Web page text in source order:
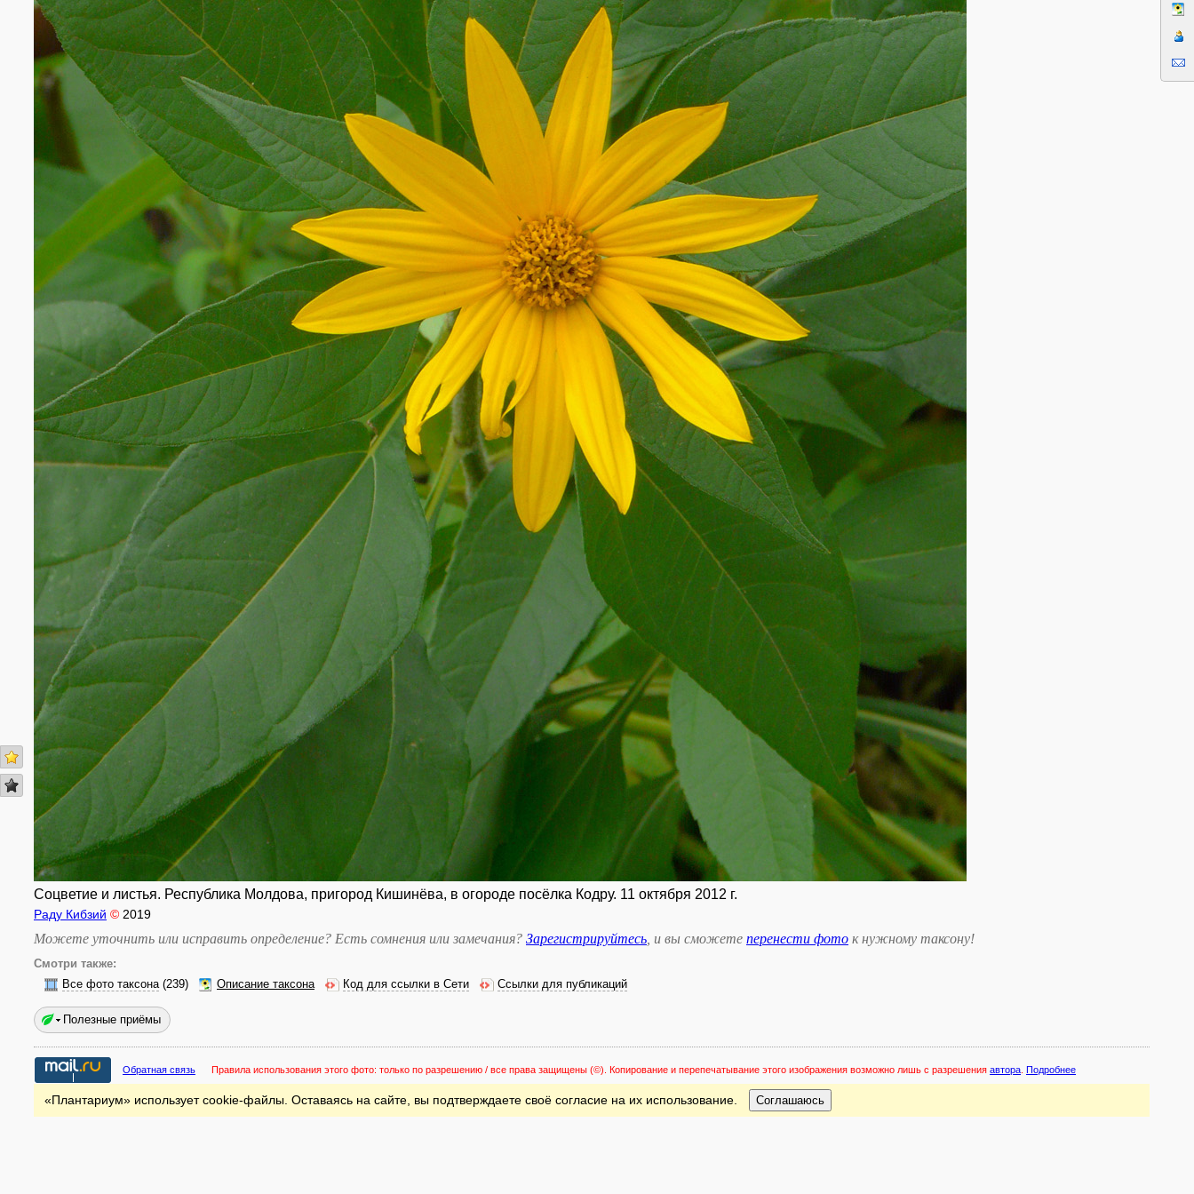
Соцветие и листья. Республика Молдова, пригород Кишинёва, в огороде посёлка Кодру. 11 октября 2012 г.
Раду Кибзий © 2019
Можете уточнить или исправить определение? Есть сомнения или замечания? Зарегистрируйтесь , и вы сможете перенести фото к нужному таксону!
Смотри также:
Все фото таксона(239) Описание таксона Код для ссылки в Сети Ссылки для публикаций
Полезные приёмы
Обратная связь Правила использования этого фото: только по разрешению / все права защищены (©). Копирование и перепечатывание этого изображения возможно лишь с разрешения автора Подробнее
«Плантариум» использует cookie-файлы. Оставаясь на сайте, вы подтверждаете своё согласие на их использование. Соглашаюсь